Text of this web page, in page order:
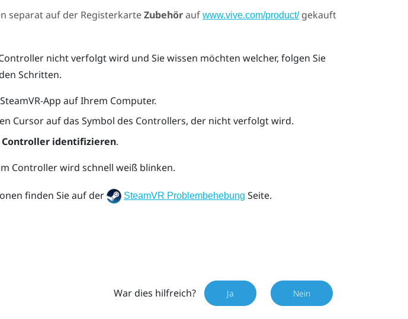
separat auf der RegisterkarteZubehörauf www.vive.com/product/gekauft
nicht verfolgt wird und Sie wissen möchten welcher, folgen Sie
Schritten.
SteamVR-App auf Ihrem Computer.
Cursor auf das Symbol des Controllers, der nicht verfolgt wird.
Controller identifizieren.
Controller wird schnell weiß blinken.
finden Sie auf der SteamVR Problembehebung Seite.
War dies hilfreich? Ja Nein